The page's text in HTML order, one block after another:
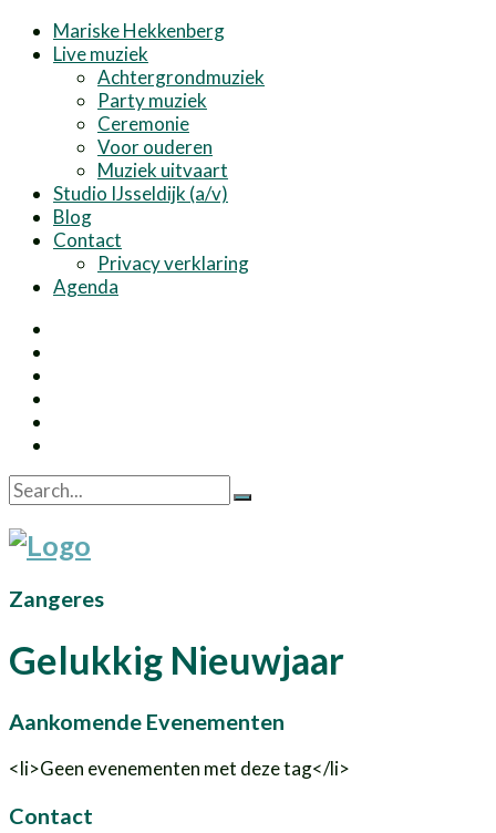
Mariske Hekkenberg
Live muziek
Achtergrondmuziek
Party muziek
Ceremonie
Voor ouderen
Muziek uitvaart
Studio IJsseldijk (a/v)
Blog
Contact
Privacy verklaring
Agenda
Zangeres
Gelukkig Nieuwjaar
Aankomende Evenementen
<li>Geen evenementen met deze tag</li>
Contact